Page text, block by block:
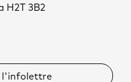
H2T 3B2
l'infolettre